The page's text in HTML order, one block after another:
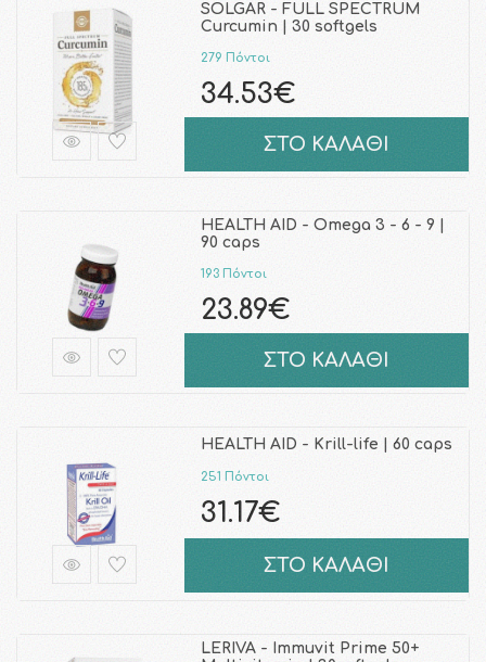
SOLGAR - FULL SPECTRUM
Curcumin | 30 softgels
279 Πόντοι
34.53€
ΣΤΟ ΚΑΛΑΘΙ
HEALTH AID - Omega 3 - 6 - 9 |
90 caps
193 Πόντοι
23.89€
ΣΤΟ ΚΑΛΑΘΙ
HEALTH AID - Krill-life | 60 caps
251 Πόντοι
31.17€
ΣΤΟ ΚΑΛΑΘΙ
LERIVA - Immuvit Prime 50+